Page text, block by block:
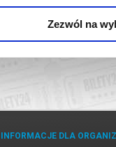
Zezwól na
INFORMACJE DLA